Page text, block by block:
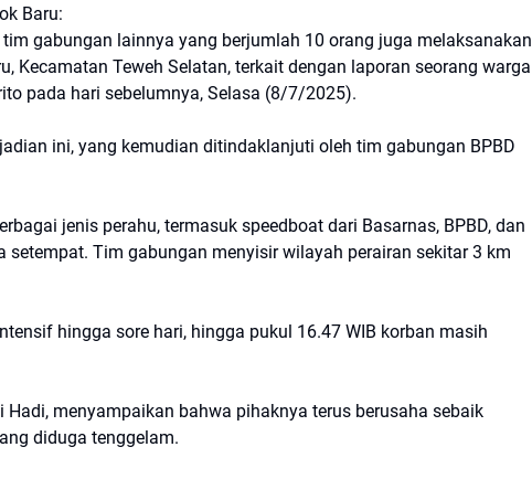
Baru:
gabungan lainnya yang berjumlah 10 orang juga melaksanakan
Kecamatan Teweh Selatan, terkait dengan laporan seorang warga
pada hari sebelumnya, Selasa (8/7/2025).
ini, yang kemudian ditindaklanjuti oleh tim gabungan BPBD
jenis perahu, termasuk speedboat dari Basarnas, BPBD, dan
setempat. Tim gabungan menyisir wilayah perairan sekitar 3 km
hingga sore hari, hingga pukul 16.47 WIB korban masih
Hadi, menyampaikan bahwa pihaknya terus berusaha sebaik
diduga tenggelam.